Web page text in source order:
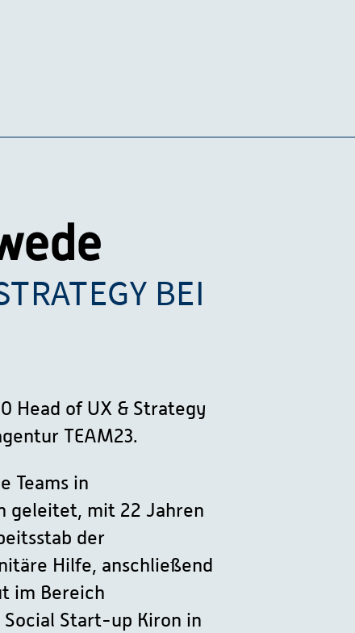
BEI
Head of UX & Strategy
TEAM23.
Teams in
geleitet, mit 22 Jahren
der
Hilfe, anschließend
im Bereich
Start-up Kiron in